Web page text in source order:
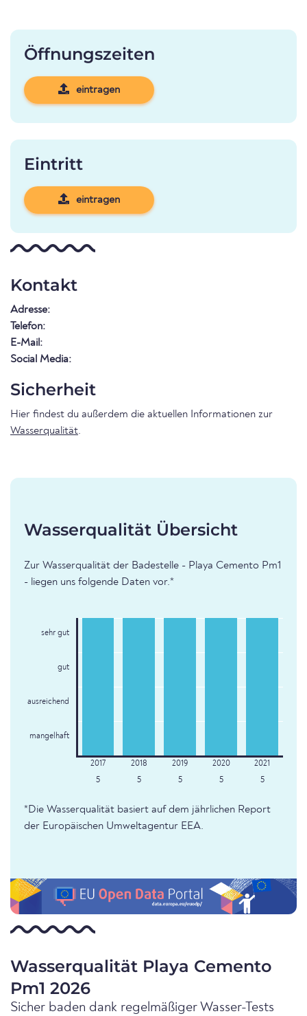
Öffnungszeiten
eintragen
Eintritt
eintragen
Kontakt
Adresse:
Telefon:
E-Mail:
Social Media:
Sicherheit
Hier findest du außerdem die aktuellen Informationen zur
Wasserqualität.
Wasserqualität Übersicht
Zur Wasserqualität der Badestelle - Playa Cemento Pm1
- liegen uns folgende Daten vor.*
sehr gut
gut
ausreichend
mangelhaft
5 5 5 5 5
*Die Wasserqualität basiert auf dem jährlichen Report
der Europäischen Umweltagentur EEA.
Wasserqualität Playa Cemento
Pm1 2026
Sicher baden dank regelmäßiger Wasser-Tests